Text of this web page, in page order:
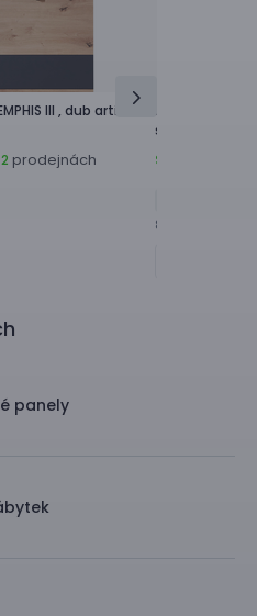
III , dub artisan,
2 prodejnách
Předsíňový
světlá/dub
Skladem
8 399 Kč
panely